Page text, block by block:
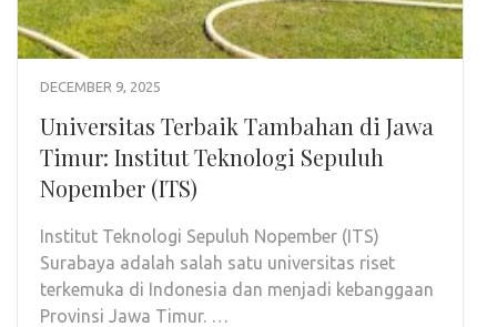
DECEMBER 9, 2025
Universitas Terbaik Tambahan di Jawa
Timur: Institut Teknologi Sepuluh
Nopember (ITS)
Institut Teknologi Sepuluh Nopember (ITS)
Surabaya adalah salah satu universitas riset
terkemuka di Indonesia dan menjadi kebanggaan
Provinsi Jawa Timur. …